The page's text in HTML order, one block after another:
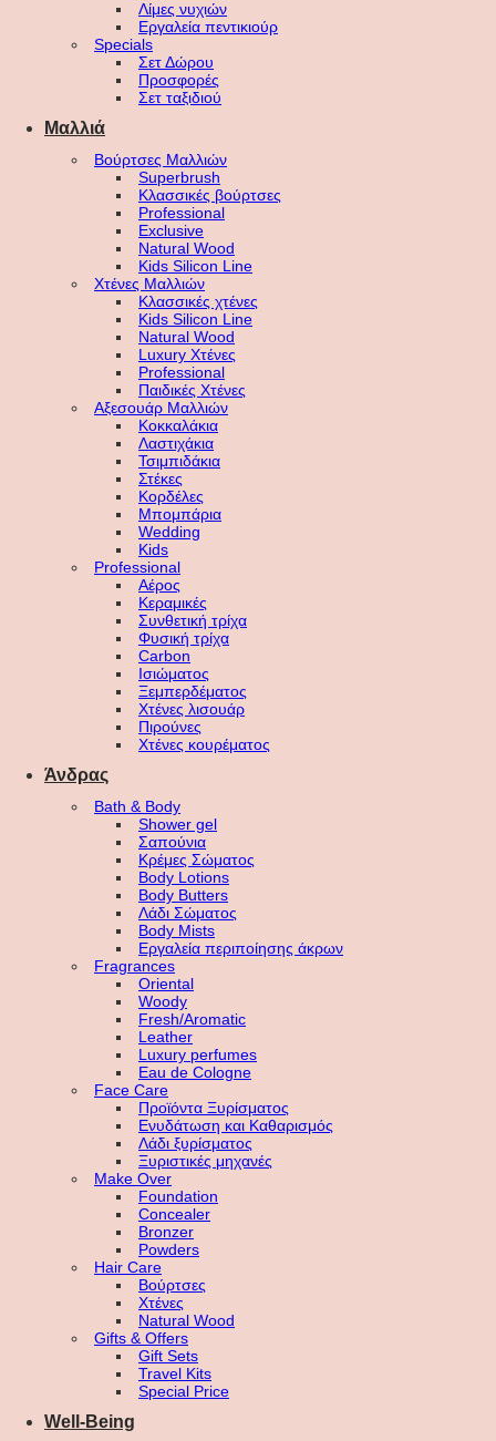
Λίμες νυχιών
Εργαλεία πεντικιούρ
Specials
Σετ Δώρου
Προσφορές
Σετ ταξιδιού
Μαλλιά
Βούρτσες Μαλλιών
Superbrush
Κλασσικές βούρτσες
Professional
Exclusive
Natural Wood
Kids Silicon Line
Χτένες Μαλλιών
Κλασσικές χτένες
Kids Silicon Line
Natural Wood
Luxury Χτένες
Professional
Παιδικές Χτένες
Αξεσουάρ Μαλλιών
Κοκκαλάκια
Λαστιχάκια
Τσιμπιδάκια
Στέκες
Κορδέλες
Μπομπάρια
Wedding
Kids
Professional
Αέρος
Κεραμικές
Συνθετική τρίχα
Φυσική τρίχα
Carbon
Ισιώματος
Ξεμπερδέματος
Χτένες λισουάρ
Πιρούνες
Χτένες κουρέματος
Άνδρας
Bath & Body
Shower gel
Σαπούνια
Κρέμες Σώματος
Body Lotions
Body Butters
Λάδι Σώματος
Body Mists
Εργαλεία περιποίησης άκρων
Fragrances
Oriental
Woody
Fresh/Aromatic
Leather
Luxury perfumes
Eau de Cologne
Face Care
Προϊόντα Ξυρίσματος
Ενυδάτωση και Καθαρισμός
Λάδι ξυρίσματος
Ξυριστικές μηχανές
Make Over
Foundation
Concealer
Bronzer
Powders
Hair Care
Βούρτσες
Χτένες
Natural Wood
Gifts & Offers
Gift Sets
Travel Kits
Special Price
Well-Being